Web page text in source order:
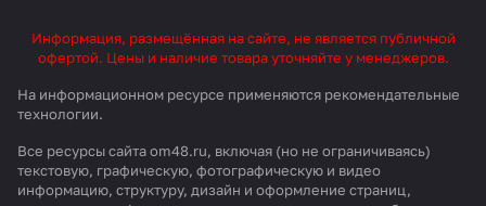
Информация, размещённая на сайте, не является публичной
офертой. Цены и наличие товара уточняйте у менеджеров.
На информационном ресурсе применяются рекомендательные
технологии.
Все ресурсы сайта om48.ru, включая (но не ограничиваясь)
текстовую, графическую, фотографическую и видео
информацию, структуру, дизайн и оформление страниц,